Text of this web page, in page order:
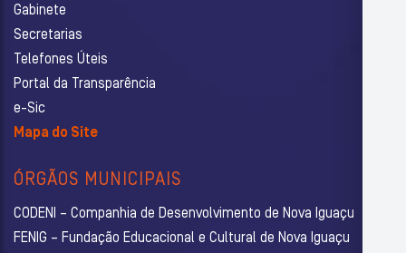
Gabinete
Secretarias
Telefones Úteis
Portal da Transparência
e-Sic
Mapa do Site
ÓRGÃOS MUNICIPAIS
CODENI – Companhia de Desenvolvimento de Nova Iguaçu
FENIG – Fundação Educacional e Cultural de Nova Iguaçu